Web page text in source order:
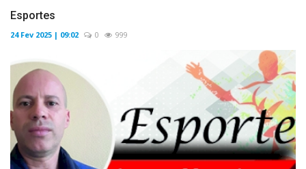
Esportes
24 Fev 2025 | 09:02 0 999